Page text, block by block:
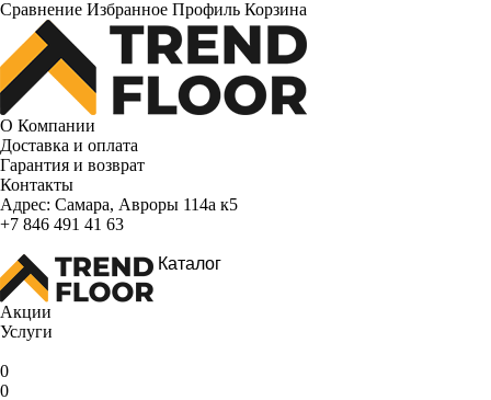
Сравнение Избранное Профиль Корзина
О Компании
Доставка и оплата
Гарантия и возврат
Контакты
Адрес: Самара, Авроры 114а к5
+7 846 491 41 63
Каталог
Акции
Услуги
0
0